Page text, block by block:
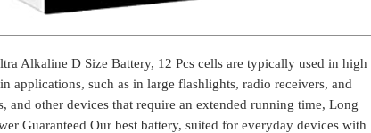
Alkaline D Size Battery, 12 Pcs cells are typically used in high
applications, such as in large flashlights, radio receivers, and
and other devices that require an extended running time, Long
Guaranteed Our best battery, suited for everyday devices with